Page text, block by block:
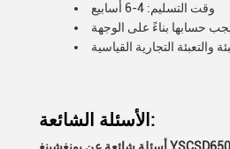
وقت التسليم: 4-6 أسابيع
حسابها بناءً على الوجهة
والتعبئة التجارية القياسية
الأسئلة الشائعة: